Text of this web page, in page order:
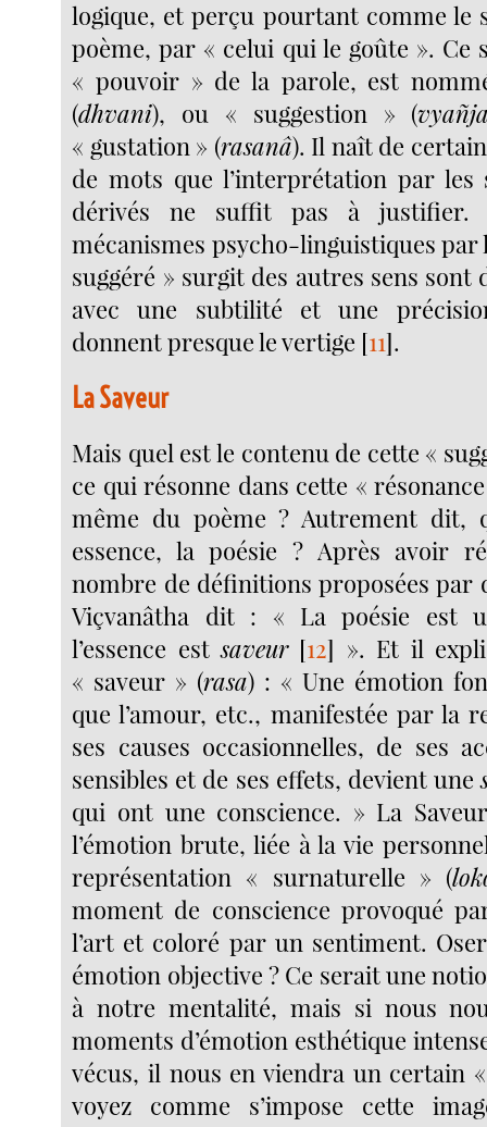
logique, et perçu pourtant comme le
poème, par « celui qui le goûte ». Ce
« pouvoir » de la parole, est
(dhvani), ou « suggestion » (
« gustation » (rasanâ). Il naît de
de mots que l’interprétation par les
dérivés ne suffit pas à justifier.
mécanismes psycho-linguistiques par
suggéré » surgit des autres sens sont
avec une subtilité et une
donnent presque le vertige [11].
La Saveur
Mais quel est le contenu de cette «
ce qui résonne dans cette «
même du poème ? Autrement dit,
essence, la poésie ? Après avoir
nombre de définitions proposées par
Viçvanâtha dit : « La poésie est
l’essence estsaveur[12] ». Et il
« saveur » (rasa) : « Une émotion
que l’amour, etc., manifestée par la
ses causes occasionnelles, de ses
sensibles et de ses effets, devient une
qui ont une conscience. » La
l’émotion brute, liée à la vie
représentation « surnaturelle » (
moment de conscience provoqué
l’art et coloré par un sentiment.
émotion objective ? Ce serait une
à notre mentalité, mais si nous
moments d’émotion esthétique
vécus, il nous en viendra un certain
voyez comme s’impose cette